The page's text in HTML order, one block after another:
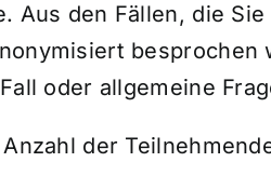
Aus den Fällen, die
besprochen
oder allgemeine
der